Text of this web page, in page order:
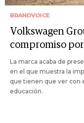
BRANDVOICE
Volkswagen
compromiso
La marca acaba de
en el que muestra la
que tienen que ver con
educación.